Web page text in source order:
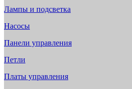
Лампы и подсветка
Насосы
Панели управления
Петли
Платы управления